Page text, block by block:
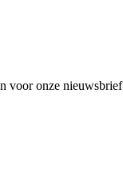
voor onze nieuwsbrief